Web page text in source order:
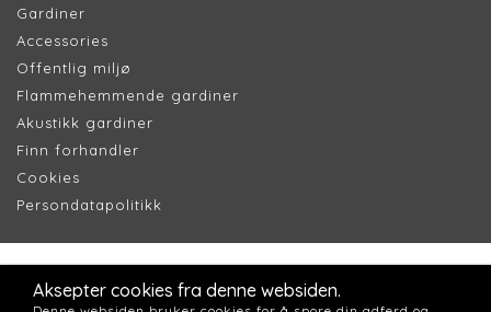
Gardiner
Accessories
Offentlig miljø
Flammehemmende gardiner
Akustikk gardiner
Finn forhandler
Cookies
Persondatapolitikk
Aksepter cookies fra denne websiden.